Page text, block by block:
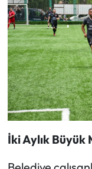
İki Aylık Büyük